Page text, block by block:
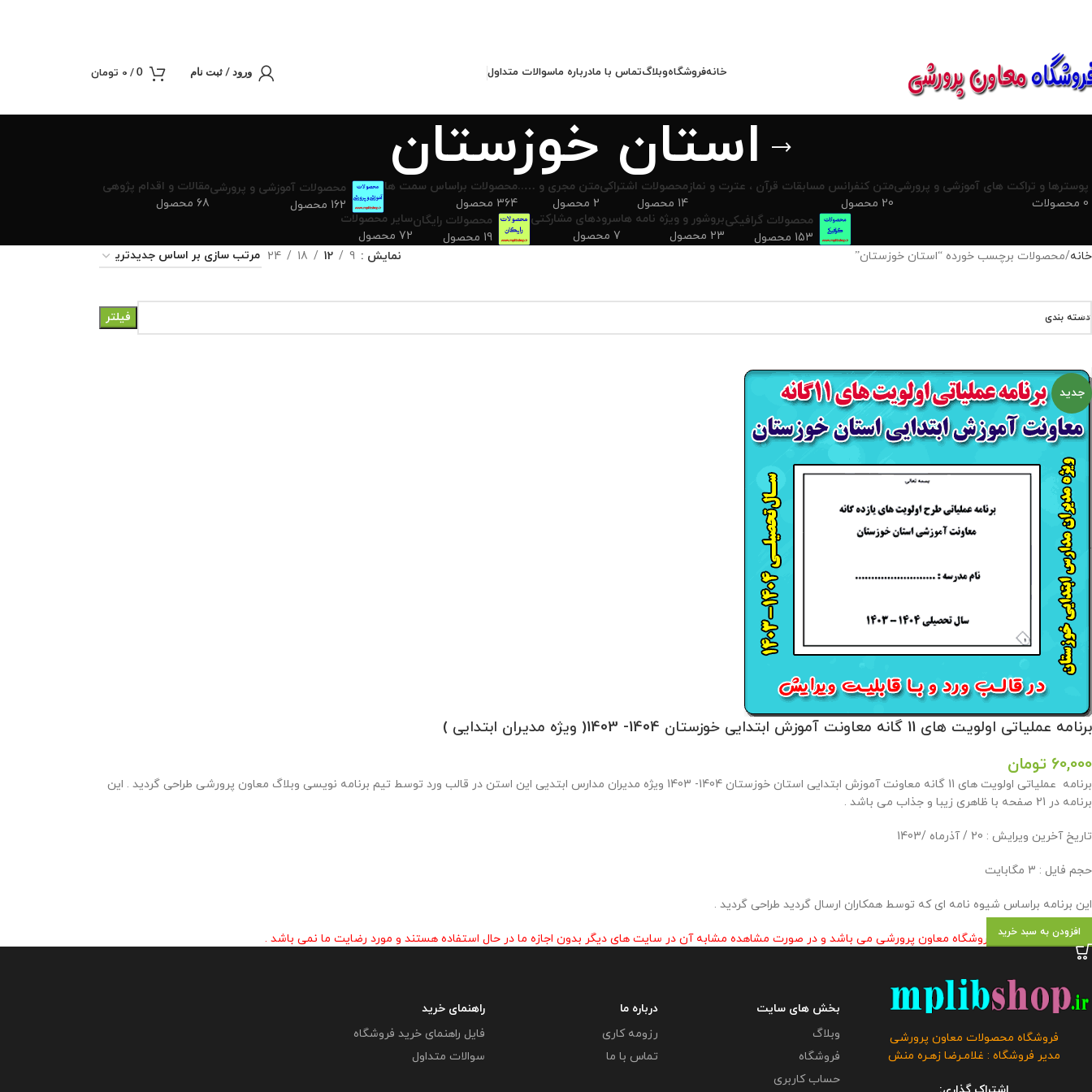
خانهفروشگاهوبلاگتماس با مادرباره ماسوالات متداول ورود / ثبت نام 0
/
0 تومان
استان خوزستان
پوسترها و تراکت های آموزشی و پرورشی
0 محصولات
متن کنفرانس مسابقات قرآن ، عترت و نماز
20 محصول
محصولات اشتراکی
14 محصول
متن مجری و …..
2 محصول
محصولات براساس سمت ها
364 محصول
محصولات آموزشی و پرورشی
162 محصول
مقالات و اقدام پژوهی
68 محصول
محصولات گرافیکی
153 محصول
بروشور و ویژه نامه ها
23 محصول
سرودهای مشارکتی
7 محصول
محصولات رایگان
19 محصول
سایر محصولات
72 محصول
خانه محصولات برچسب خورده “استان خوزستان” نمایش 9
12
18
24
دسته بندی فیلتر
جدید
برنامه عملیاتی اولویت های 11 گانه معاونت آموزش ابتدایی خوزستان 1404- 1403( ویژه مدیران ابتدایی )
60,000 تومان
برنامه عملیاتی اولویت های 11 گانه معاونت آموزش ابتدایی استان خوزستان 1404- 1403 ویژه مدیران مدارس ابتدیی این استن در قالب ورد توسط تیم برنامه نویسی وبلاگ معاون پرورشی طراحی گردید . این
برنامه در 21 صفحه با ظاهری زیبا و جذاب می باشد .
تاريخ آخرين ويرايش : 20 / آذرماه /1403
حجم فایل : 3 مگابایت
این برنامه براساس شیوه نامه ای که توسط همکاران ارسال گردید طراحی گردید .
این محصول مختص فروشگاه معاون پرورشی می باشد و در صورت مشاهده مشابه آن در سایت های دیگر بدون اجازه ما در حال استفاده هستند و مورد رضایت ما نمی باشد .
افزودن به سبد خرید
فروشگاه محصولات معاون پرورشی
مدیر فروشگاه : غلامـرضا زهـره منش
بخش های سایت
وبلاگ
فروشگاه
حساب کاربری
درباره ما
رزومه کاری
تماس با ما
راهنمای خرید
فایل راهنمای خرید فروشگاه
سوالات متداول